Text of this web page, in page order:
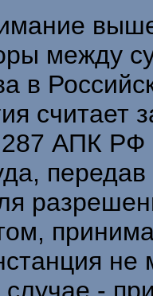
между
в
287 АПК
не
-